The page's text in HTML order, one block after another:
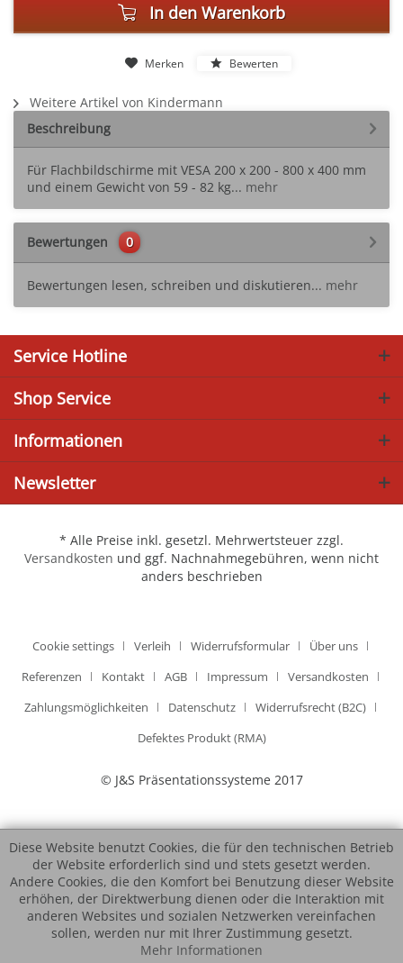
In den Warenkorb
Merken Bewerten
Weitere Artikel von Kindermann
Beschreibung
Für Flachbildschirme mit VESA 200 x 200 - 800 x 400 mm
und einem Gewicht von 59 - 82 kg... mehr
Bewertungen 0
Bewertungen lesen, schreiben und diskutieren... mehr
Service Hotline
Shop Service
Informationen
Newsletter
* Alle Preise inkl. gesetzl. Mehrwertsteuer zzgl.
Versandkosten und ggf. Nachnahmegebühren, wenn nicht
anders beschrieben
Cookie settings Verleih Widerrufsformular
Über uns
Referenzen
Kontakt AGB Impressum
Versandkosten
Zahlungsmöglichkeiten
Datenschutz
Widerrufsrecht (B2C)
Defektes Produkt (RMA)
© J&S Präsentationssysteme 2017
Diese Website benutzt Cookies, die für den technischen Betrieb
der Website erforderlich sind und stets gesetzt werden.
Andere Cookies, die den Komfort bei Benutzung dieser Website
erhöhen, der Direktwerbung dienen oder die Interaktion mit
anderen Websites und sozialen Netzwerken vereinfachen
sollen, werden nur mit Ihrer Zustimmung gesetzt.
Mehr Informationen